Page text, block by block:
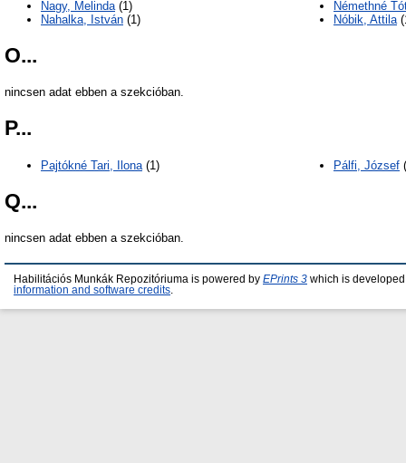
Nagy, Melinda(1)
Nahalka, István (1)
Némethné
Nóbik, Attila
O...
nincsen adat ebben a szekcióban.
P...
Pajtókné Tari, Ilona (1) Pálfi, József
Q...
nincsen adat ebben a szekcióban.
Habilitációs Munkák Repozitóriuma is powered by EPrints 3 which is
information and software credits